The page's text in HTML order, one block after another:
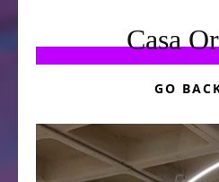
Casa
GO